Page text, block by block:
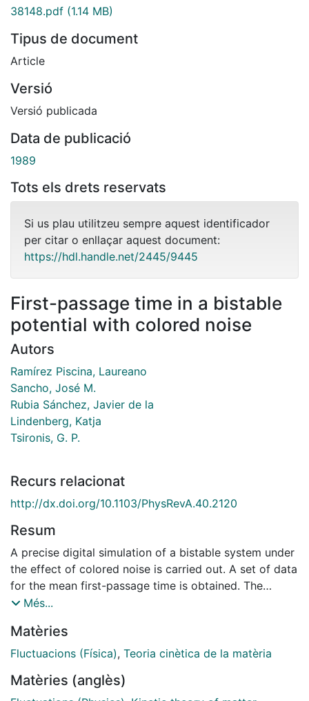
38148.pdf (1.14 MB)
Tipus de document
Article
Versió
Versió publicada
Data de publicació
1989
Tots els drets reservats
Si us plau utilitzeu sempre aquest identificador
per citar o enllaçar aquest document:
https://hdl.handle.net/2445/9445
First-passage time in a bistable
potential with colored noise
Autors
Ramírez Piscina, Laureano
Sancho, José M.
Rubia Sánchez, Javier de la
Lindenberg, Katja
Tsironis, G. P.
Recurs relacionat
http://dx.doi.org/10.1103/PhysRevA.40.2120
Resum
A precise digital simulation of a bistable system under
the effect of colored noise is carried out. A set of data
for the mean first-passage time is obtained. The
results are interpreted and compared with presently
insight. Discrepancies that have been discussed in the
literature are understood within our framework.
Més...
Matèries
Fluctuacions (Física), Teoria cinètica de la matèria
Matèries (anglès)